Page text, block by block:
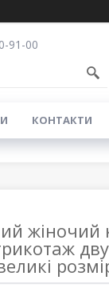
91-00
КОНТАКТИ